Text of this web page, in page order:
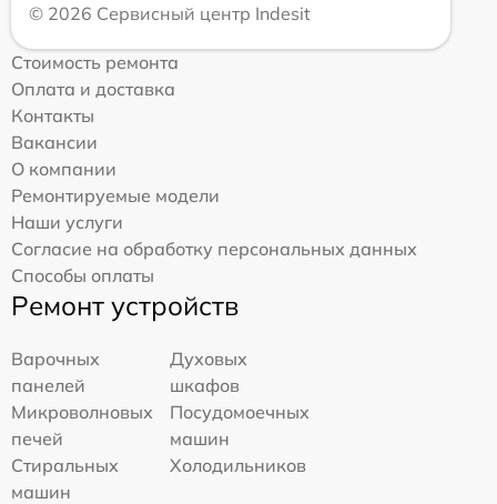
© 2026 Сервисный центр Indesit
Стоимость ремонта
Оплата и доставка
Контакты
Вакансии
О компании
Ремонтируемые модели
Наши услуги
Согласие на обработку персональных данных
Способы оплаты
Ремонт устройств
Варочных
панелей
Духовых
шкафов
Микроволновых
печей
Посудомоечных
машин
Стиральных
машин
Холодильников